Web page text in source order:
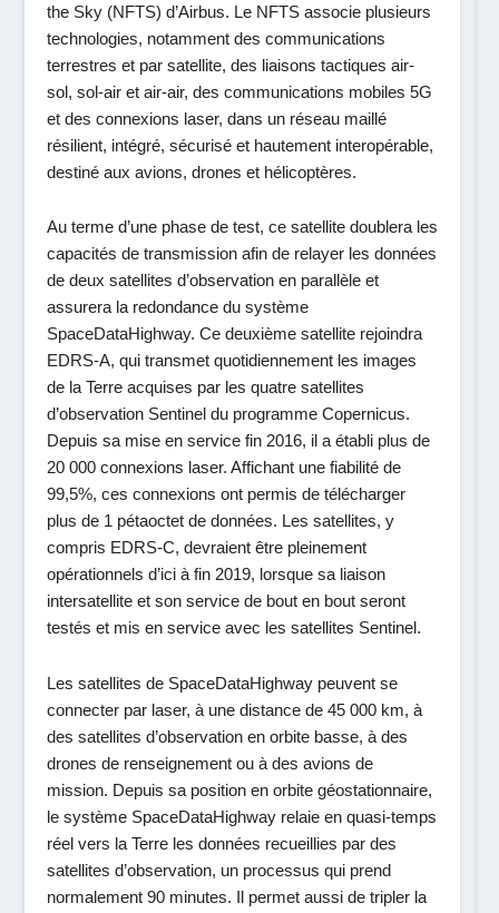
the Sky (NFTS) d’Airbus. Le NFTS associe plusieurs
technologies, notamment des communications
terrestres et par satellite, des liaisons tactiques air-
sol, sol-air et air-air, des communications mobiles 5G
et des connexions laser, dans un réseau maillé
résilient, intégré, sécurisé et hautement interopérable,
destiné aux avions, drones et hélicoptères.
Au terme d’une phase de test, ce satellite doublera les
capacités de transmission afin de relayer les données
de deux satellites d’observation en parallèle et
assurera la redondance du système
SpaceDataHighway. Ce deuxième satellite rejoindra
EDRS-A, qui transmet quotidiennement les images
de la Terre acquises par les quatre satellites
d’observation Sentinel du programme Copernicus.
Depuis sa mise en service fin 2016, il a établi plus de
20 000 connexions laser. Affichant une fiabilité de
99,5%, ces connexions ont permis de télécharger
plus de 1 pétaoctet de données. Les satellites, y
compris EDRS-C, devraient être pleinement
opérationnels d’ici à fin 2019, lorsque sa liaison
intersatellite et son service de bout en bout seront
testés et mis en service avec les satellites Sentinel.
Les satellites de SpaceDataHighway peuvent se
connecter par laser, à une distance de 45 000 km, à
des satellites d’observation en orbite basse, à des
drones de renseignement ou à des avions de
mission. Depuis sa position en orbite géostationnaire,
le système SpaceDataHighway relaie en quasi-temps
réel vers la Terre les données recueillies par des
satellites d’observation, un processus qui prend
normalement 90 minutes. Il permet aussi de tripler la